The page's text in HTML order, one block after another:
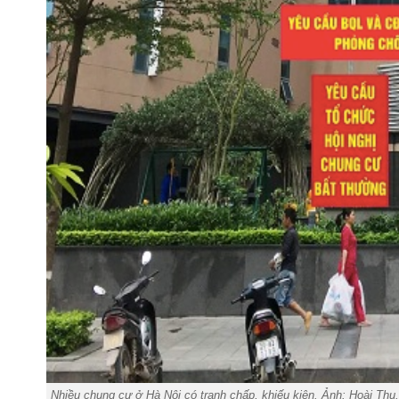
Nhiều chung cư ở Hà Nội có tranh chấp, khiếu kiện. Ảnh: Hoài Thu.